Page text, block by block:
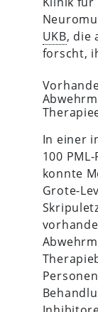
UKB, die
forscht,
In einer
100
konnte
Grote-